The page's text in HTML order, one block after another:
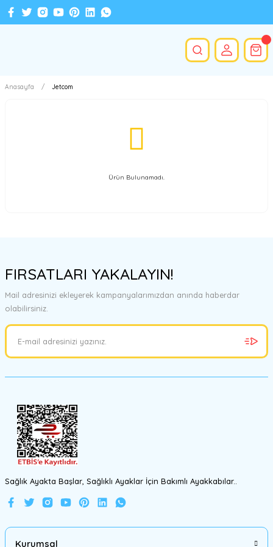
Anasayfa Jetcom
Ürün Bulunamadı.
FIRSATLARI YAKALAYIN!
Mail adresinizi ekleyerek kampanyalarımızdan anında haberdar
olabilirsiniz.
Sağlık Ayakta Başlar, Sağlıklı Ayaklar İçin Bakımlı Ayakkabılar..
Kurumsal